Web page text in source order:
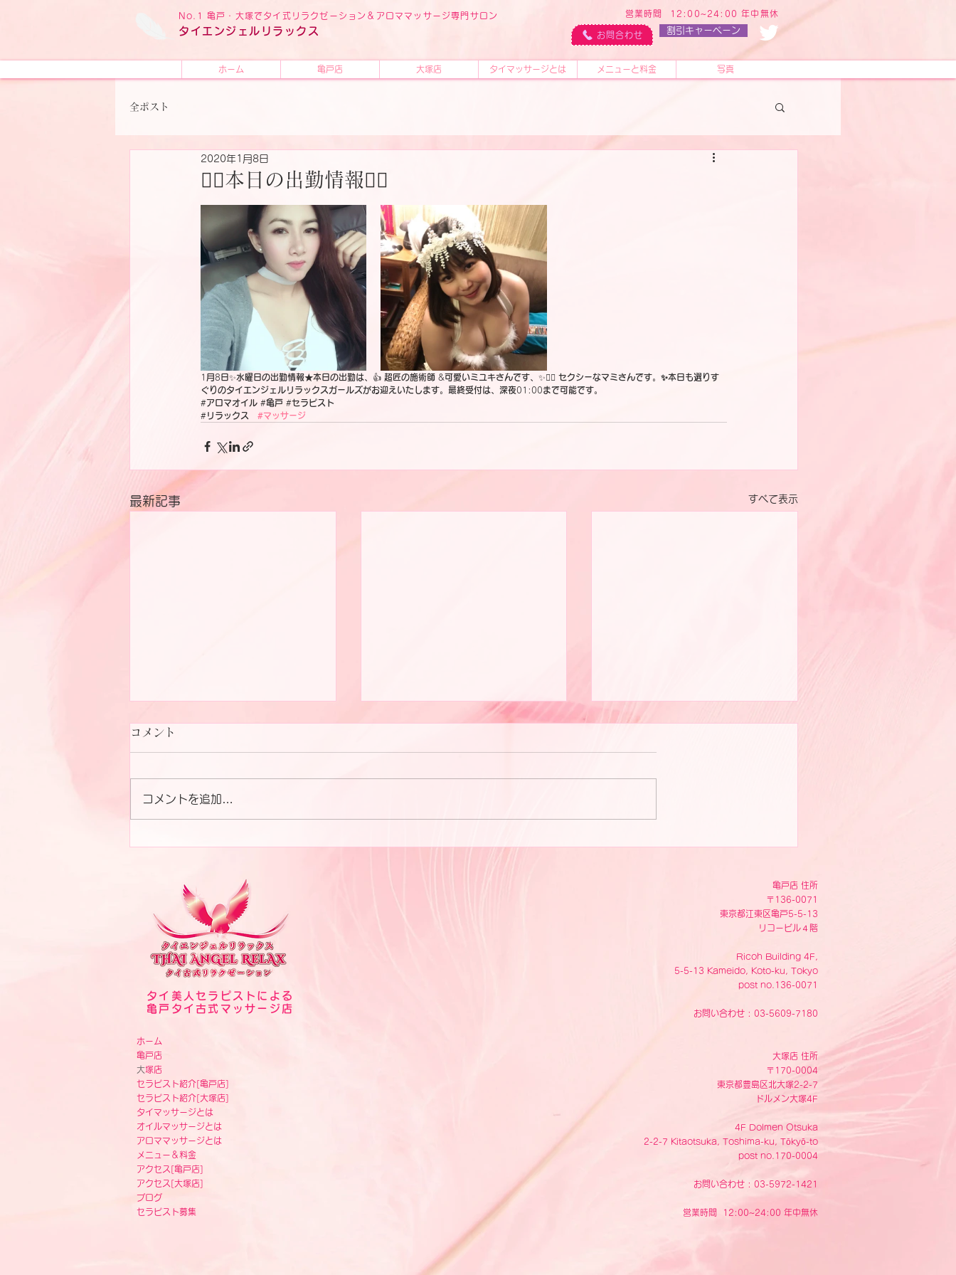
No.1 亀戸・大塚でタイ式リラクゼーション＆アロママッサージ専門サロン
タイ エンジェル リラックス
営業時間 12:00~24:00 年中無休
お問合わせ 割引キャーペーン
ホーム 亀戸店 大塚店 タイマッサージとは メニューと料金 写真
全ポスト
🧚‍♂️本日の出勤情報🧚‍♂️
2020年1月8日
1 月8日✨水曜日の出勤情報★本日の出勤は、 👍 超匠の施術師 &可愛いミユキさんです、 ✨🧚‍♀ セクシーなマミさんです。✨本日も選りす
ぐりのタイエンジェルリラックスガールズがお迎えいたします。最終受付は、深夜01:00まで可能です。
#アロマオイル #亀戸 #セラピスト
‪#リラックス #マッサージ
最新記事 すべて表示
Staff team Thaiangel
コメント
コメントを追加…
タイ美人セラピストによる
亀戸タイ古式マッサージ店
ホーム
亀戸店
​大塚店
セラピスト紹介[ 亀戸店]
セラピスト紹介[ 大塚店]
タイマッサージとは
オイルマッサージとは
アロママッサージとは
メニュー＆料金
アクセス 亀戸店]
アクセス 大塚店]
ブログ
セラピスト募集
亀戸店 住所
〒136-0071
東京都江東区亀戸5-5-13
リコービル４階
Ricoh Building 4F,
5-5-13 Kameido, Koto-ku, Tokyo
post no.136-0071
お問い合わせ : 03-5609-7180
大塚店 住所
〒170-0004
東京都豊島区北大塚2-2-7
ドルメン大塚4F
4F Dolmen Otsuka
2-2-7 Kitaotsuka, Toshima-ku, Tōkyō-to
post no.170-0004
お問い合わせ : 03-5972-1421
営業時間 12:00~24:00 年中無休